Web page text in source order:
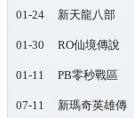
01-24
新天龍八部
01-30
RO仙境傳說
01-11 PB零秒戰區
07-11 新瑪奇英雄傳